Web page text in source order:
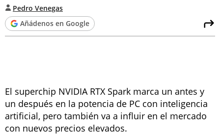
Pedro Venegas
Añádenos en Google
El superchip NVIDIA RTX Spark marca un antes y
un después en la potencia de PC con inteligencia
artificial, pero también va a influir en el mercado
con nuevos precios elevados.